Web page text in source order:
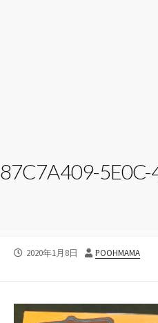
87C7A409-
公
2020年1月8日
投
POOHMAMA